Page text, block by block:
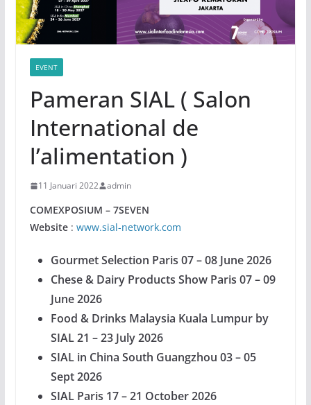
EVENT
Pameran SIAL ( Salon
International de
l’alimentation )
11 Januari 2022 admin
COMEXPOSIUM – 7SEVEN
Website : www.sial-network.com
Gourmet Selection Paris 07 – 08 June 2026
Chese & Dairy Products Show Paris 07 – 09
June 2026
Food & Drinks Malaysia Kuala Lumpur by
SIAL 21 – 23 July 2026
SIAL in China South Guangzhou 03 – 05
Sept 2026
SIAL Paris 17 – 21 October 2026